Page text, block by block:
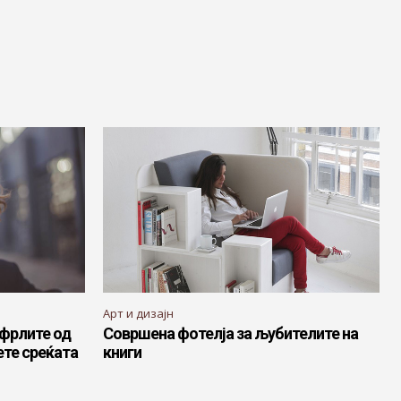
од
среќата
Арт и дизајн
Совршена фотелја за љубителите на
книги